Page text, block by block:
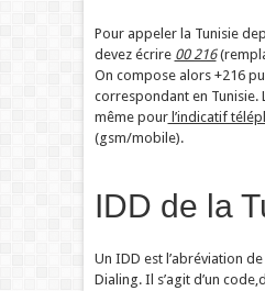
Pour appeler la Tunisie
devez écrire 00 216
On compose alors +216
correspondant en Tunisie.
même pourl’indicatif
(gsm/mobile).
IDD de la
Un IDD est l’abréviation
Dialing. Il s’agit d’un